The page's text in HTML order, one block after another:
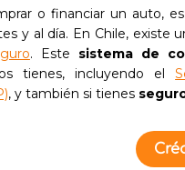
o financiar un auto,
y al día. En Chile, existe
. Este sistema de
tienes, incluyendo el
, y también si tienes